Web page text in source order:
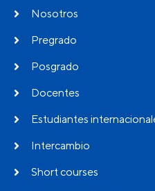
Nosotros
Pregrado
Posgrado
Docentes
Estudiantes
Intercambio
Short courses